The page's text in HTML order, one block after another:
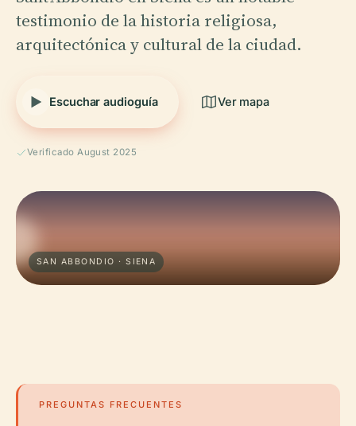
testimonio de la historia religiosa,
arquitectónica y cultural de la ciudad.
Escuchar audioguía Ver mapa
Verificado August 2025
SAN ABBONDIO · SIENA
PREGUNTAS FRECUENTES